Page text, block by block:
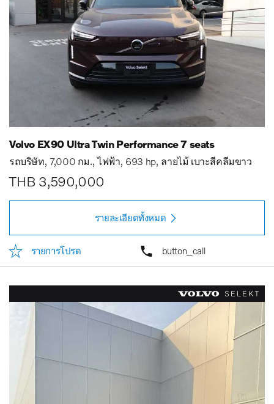
Volvo EX90 Ultra Twin Performance 7 seats
รถบริษัท 7,000 กม. ไฟฟ้า 693 hp ลายไม้ เบาะสีคลีมขาว
THB 3,590,000
รายละเอียดทั้งหมด
รายการโปรด button_call